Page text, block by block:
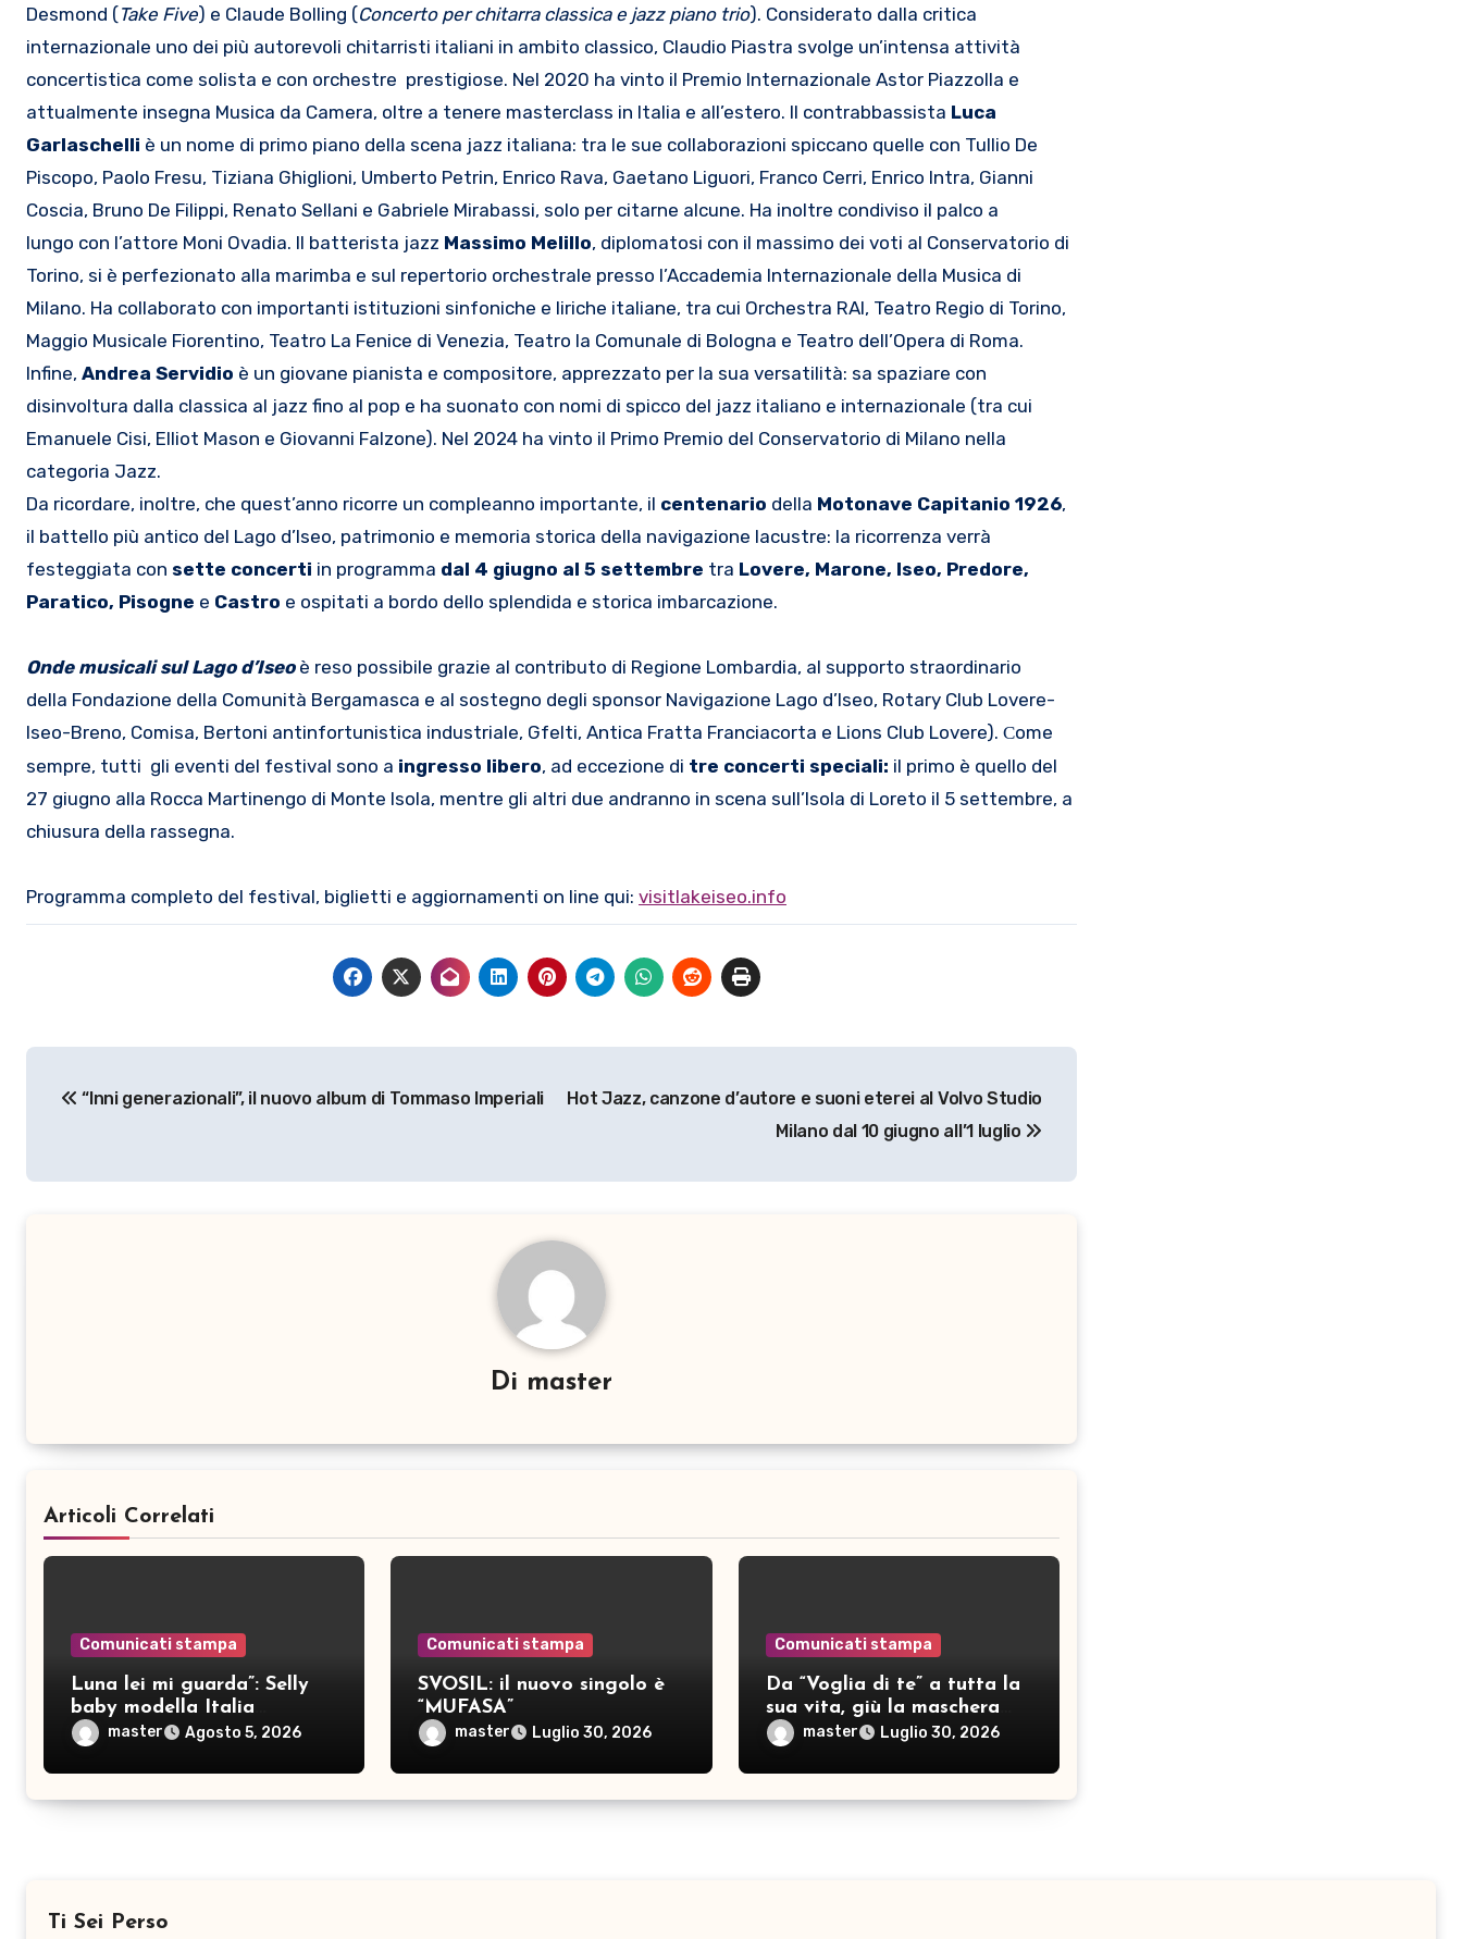
Desmond (Take Five) e Claude Bolling (Concerto per chitarra classica e jazz piano trio). Considerato dalla critica
internazionale uno dei più autorevoli chitarristi italiani in ambito classico, Claudio Piastra svolge un’intensa attività
concertistica come solista e con orchestre prestigiose. Nel 2020 ha vinto il Premio Internazionale Astor Piazzolla e
attualmente insegna Musica da Camera, oltre a tenere masterclass in Italia e all’estero. Il contrabbassista Luca
Garlaschelli è un nome di primo piano della scena jazz italiana: tra le sue collaborazioni spiccano quelle con Tullio De
Piscopo, Paolo Fresu, Tiziana Ghiglioni, Umberto Petrin, Enrico Rava, Gaetano Liguori, Franco Cerri, Enrico Intra, Gianni
Coscia, Bruno De Filippi, Renato Sellani e Gabriele Mirabassi, solo per citarne alcune. Ha inoltre condiviso il palco a
lungo con l’attore Moni Ovadia. Il batterista jazz Massimo Melillo, diplomatosi con il massimo dei voti al Conservatorio di
Torino, si è perfezionato alla marimba e sul repertorio orchestrale presso l’Accademia Internazionale della Musica di
Milano. Ha collaborato con importanti istituzioni sinfoniche e liriche italiane, tra cui Orchestra RAI, Teatro Regio di Torino,
Maggio Musicale Fiorentino, Teatro La Fenice di Venezia, Teatro la Comunale di Bologna e Teatro dell’Opera di Roma.
Infine, Andrea Servidio è un giovane pianista e compositore, apprezzato per la sua versatilità: sa spaziare con
disinvoltura dalla classica al jazz fino al pop e ha suonato con nomi di spicco del jazz italiano e internazionale (tra cui
Emanuele Cisi, Elliot Mason e Giovanni Falzone). Nel 2024 ha vinto il Primo Premio del Conservatorio di Milano nella
categoria Jazz.
Da ricordare, inoltre, che quest’anno ricorre un compleanno importante, il centenario della Motonave Capitanio 1926,
il battello più antico del Lago d’Iseo, patrimonio e memoria storica della navigazione lacustre: la ricorrenza verrà
festeggiata con sette concerti in programma dal 4 giugno al 5 settembre tra Lovere, Marone, Iseo, Predore,
Paratico, Pisogne e Castro e ospitati a bordo dello splendida e storica imbarcazione.
Onde musicali sul Lago d’Iseoè reso possibile grazie al contributo di Regione Lombardia, al supporto straordinario
della Fondazione della Comunità Bergamasca e al sostegno degli sponsor Navigazione Lago d’Iseo, Rotary Club Lovere-
Iseo-Breno, Comisa, Bertoni antinfortunistica industriale, Gfelti, Antica Fratta Franciacorta e Lions Club Lovere). Come
sempre, tutti gli eventi del festival sono a ingresso libero, ad eccezione di tre concerti speciali: il primo è quello del
27 giugno alla Rocca Martinengo di Monte Isola, mentre gli altri due andranno in scena sull’Isola di Loreto il 5 settembre, a
chiusura della rassegna.
Programma completo del festival, biglietti e aggiornamenti on line qui: visitlakeiseo.info
articoli
“Inni generazionali”, il nuovo album di Tommaso Imperiali
Hot Jazz, canzone d’autore e suoni eterei al Volvo Studio
Milano dal 10 giugno all’1 luglio
Di master
Articoli Correlati
Comunicati stampa
Luna lei mi guarda”: Selly
baby modella Italia
pubblica nove brani inediti
master Agosto 5, 2026
Comunicati stampa
SVOSIL: il nuovo singolo è
“MUFASA”
master Luglio 30, 2026
Comunicati stampa
Da “Voglia di te” a tutta la
sua vita, giù la maschera
per SAMAR
master Luglio 30, 2026
Ti Sei Perso